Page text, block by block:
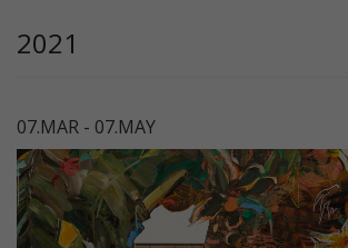
2021
07.MAR - 07.MAY